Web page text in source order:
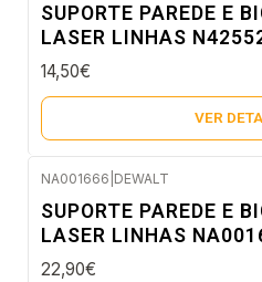
SUPORTE PAREDE E
LASER LINHAS
14,50€
VER
NA001666 DEWALT
SUPORTE PAREDE E
LASER LINHAS
22,90€